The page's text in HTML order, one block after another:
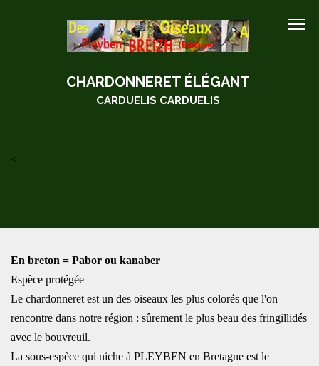
CHARDONNERET ÉLÉGANT
CARDUELIS CARDUELIS
<
En breton = Pabor ou kanaber
Espèce protégée
Le chardonneret est un des oiseaux les plus colorés que l'on
rencontre dans notre région : sûrement le plus beau des fringillidés
avec le bouvreuil.
La sous-espèce qui niche à PLEYBEN en Bretagne est le